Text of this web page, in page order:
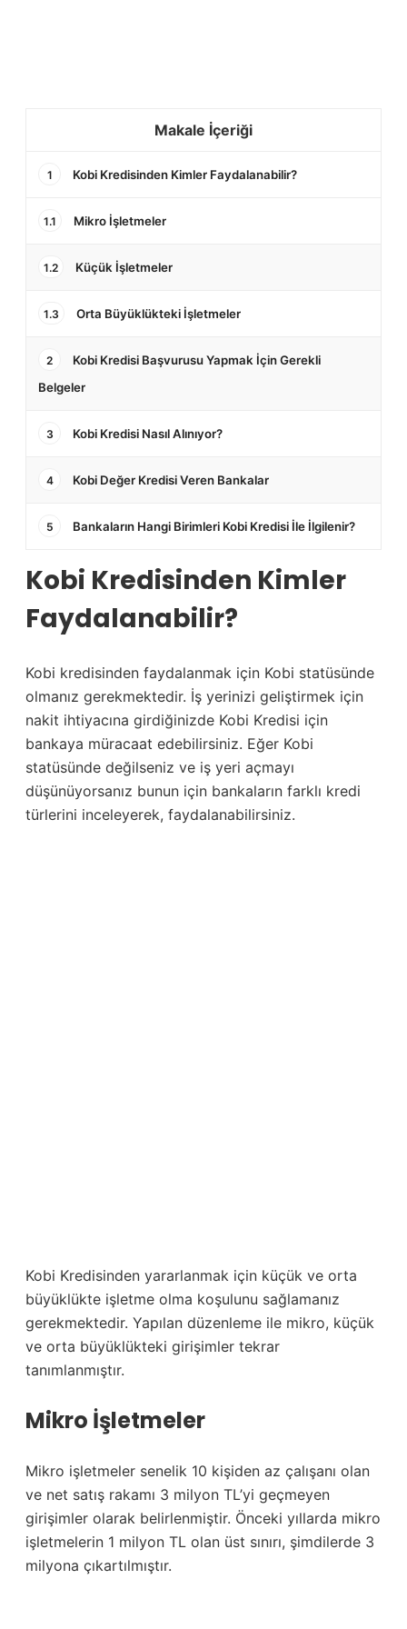
Makale İçeriği
1 Kobi Kredisinden Kimler Faydalanabilir?
1.1 Mikro İşletmeler
1.2 Küçük İşletmeler
1.3 Orta Büyüklükteki İşletmeler
2
Kobi Kredisi Başvurusu Yapmak İçin Gerekli
Belgeler
3 Kobi Kredisi Nasıl Alınıyor?
4 Kobi Değer Kredisi Veren Bankalar
5 Bankaların Hangi Birimleri Kobi Kredisi İle İlgilenir?
Kobi Kredisinden Kimler
Faydalanabilir?
Kobi kredisinden faydalanmak için Kobi statüsünde
olmanız gerekmektedir. İş yerinizi geliştirmek için
nakit ihtiyacına girdiğinizde Kobi Kredisi için
bankaya müracaat edebilirsiniz. Eğer Kobi
statüsünde değilseniz ve iş yeri açmayı
düşünüyorsanız bunun için bankaların farklı kredi
türlerini inceleyerek, faydalanabilirsiniz.
Kobi Kredisinden yararlanmak için küçük ve orta
büyüklükte işletme olma koşulunu sağlamanız
gerekmektedir. Yapılan düzenleme ile mikro, küçük
ve orta büyüklükteki girişimler tekrar
tanımlanmıştır.
Mikro İşletmeler
Mikro işletmeler senelik 10 kişiden az çalışanı olan
ve net satış rakamı 3 milyon TL’yi geçmeyen
girişimler olarak belirlenmiştir. Önceki yıllarda mikro
işletmelerin 1 milyon TL olan üst sınırı, şimdilerde 3
milyona çıkartılmıştır.